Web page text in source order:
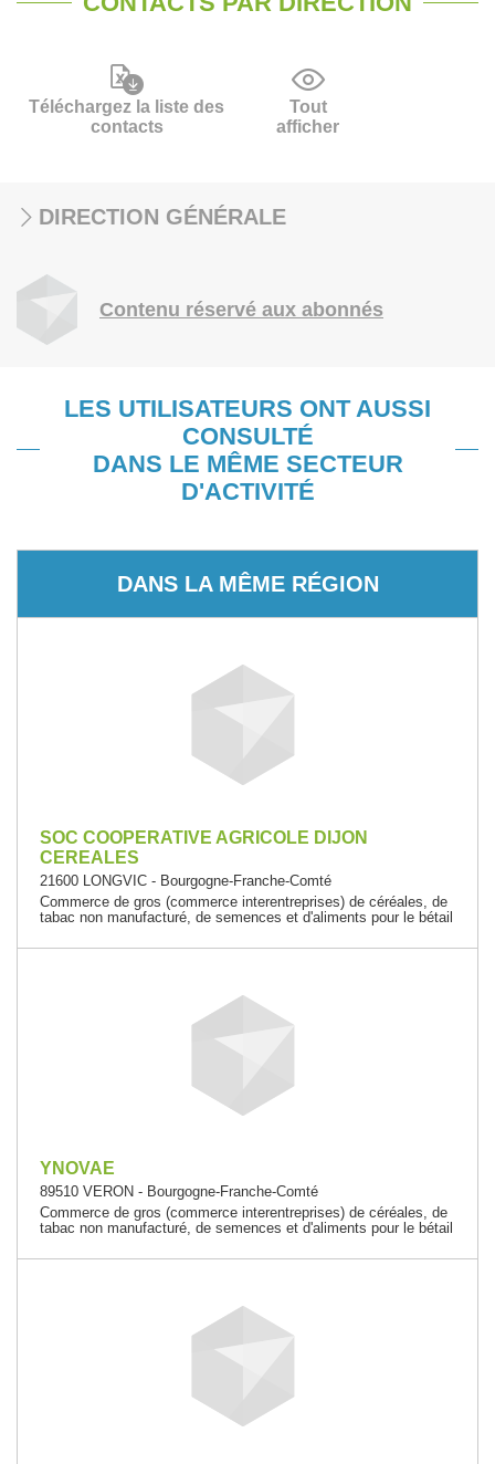
Téléchargez la liste des
contacts
Tout
afficher
DIRECTION GÉNÉRALE
Contenu réservé aux abonnés
LES UTILISATEURS ONT AUSSI
CONSULTÉ
DANS LE MÊME SECTEUR
D'ACTIVITÉ
DANS LA MÊME RÉGION
SOC COOPERATIVE AGRICOLE DIJON
CEREALES
21600 LONGVIC - Bourgogne-Franche-Comté
Commerce de gros (commerce interentreprises) de céréales, de
tabac non manufacturé, de semences et d'aliments pour le bétail
YNOVAE
89510 VERON - Bourgogne-Franche-Comté
Commerce de gros (commerce interentreprises) de céréales, de
tabac non manufacturé, de semences et d'aliments pour le bétail